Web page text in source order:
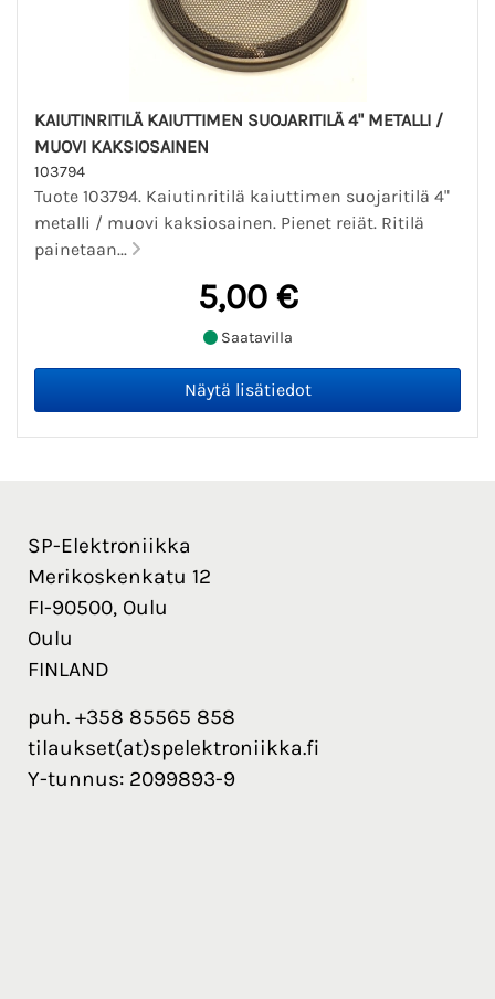
KAIUTINRITILÄ KAIUTTIMEN SUOJARITILÄ 4" METALLI /
MUOVI KAKSIOSAINEN
103794
Tuote 103794. Kaiutinritilä kaiuttimen suojaritilä 4"
metalli / muovi kaksiosainen. Pienet reiät. Ritilä
painetaan...
5,00 €
Saatavilla
SP-Elektroniikka
Merikoskenkatu 12
FI-90500, Oulu
Oulu
FINLAND
puh. +358 85565 858
tilaukset(at)spelektroniikka.fi
Y-tunnus: 2099893-9